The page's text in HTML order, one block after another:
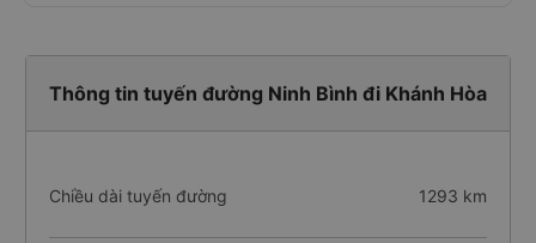
Thông tin tuyến đường Ninh Bình đi Khánh Hòa
Chiều dài tuyến đường 1293 km